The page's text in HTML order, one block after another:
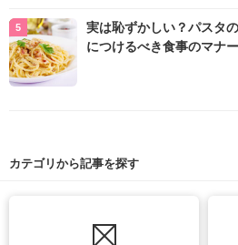
実は恥ずかしい？パスタ
につけるべき食事のマナー
カテゴリから記事を探す